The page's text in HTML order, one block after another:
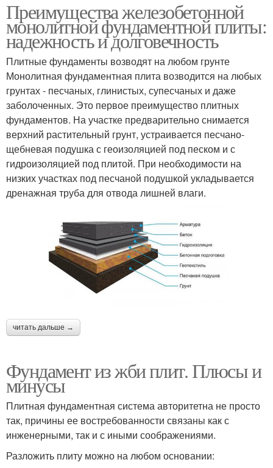
Преимущества железобетонной
монолитной фундаментной плиты:
надежность и долговечность
Плитные фундаменты возводят на любом грунте
Монолитная фундаментная плита возводится на любых
грунтах - песчаных, глинистых, супесчаных и даже
заболоченных. Это первое преимущество плитных
фундаментов. На участке предварительно снимается
верхний растительный грунт, устраивается песчано-
щебневая подушка с геоизоляцией под песком и с
гидроизоляцией под плитой. При необходимости на
низких участках под песчаной подушкой укладывается
дренажная труба для отвода лишней влаги.
читать дальше →
Фундамент из жби плит. Плюсы и
минусы
Плитная фундаментная система авторитетна не просто
так, причины ее востребованности связаны как с
инженерными, так и с иными соображениями.
Разложить плиту можно на любом основании: